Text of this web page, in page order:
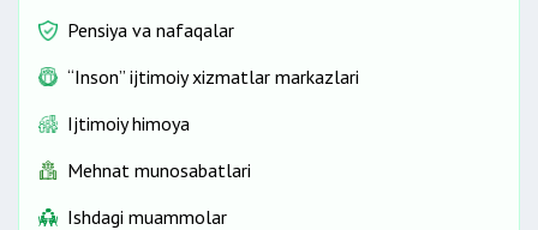
Pensiya va nafaqalar
“Inson” ijtimoiy xizmatlar markazlari
Ijtimoiy himoya
Mehnat munosabatlari
Ishdagi muammolar